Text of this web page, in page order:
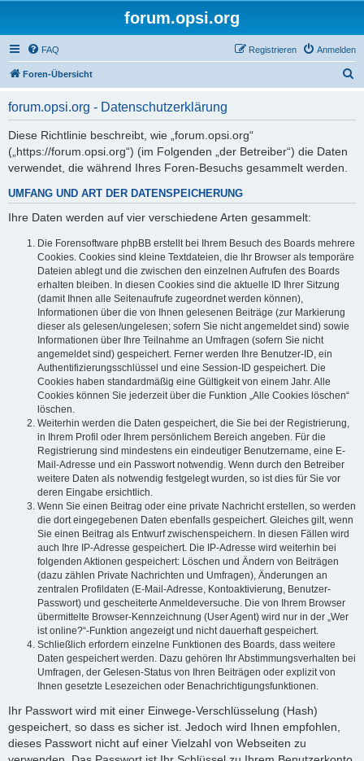
forum.opsi.org
FAQ Anmelden
Registrieren
Foren-Übersicht
forum.opsi.org - Datenschutzerklärung
Diese Richtlinie beschreibt, wie „forum.opsi.org“
(„https://forum.opsi.org“) (im Folgenden „der Betreiber“) die Daten
verwendet, die während Ihres Foren-Besuchs gesammelt werden.
UMFANG UND ART DER DATENSPEICHERUNG
Ihre Daten werden auf vier verschiedene Arten gesammelt:
Die Forensoftware phpBB erstellt bei Ihrem Besuch des Boards mehrere
Cookies. Cookies sind kleine Textdateien, die Ihr Browser als temporäre
Dateien ablegt und die zwischen den einzelnen Aufrufen des Boards
erhalten bleiben. In diesen Cookies sind die aktuelle ID Ihrer Sitzung
(damit Ihnen alle Seitenaufrufe zugeordnet werden können),
Informationen über die von Ihnen gelesenen Beiträge (zur Markierung
dieser als gelesen/ungelesen; sofern Sie nicht angemeldet sind) sowie
Informationen über Ihre Teilnahme an Umfragen (sofern Sie nicht
angemeldet sind) gespeichert. Ferner werden Ihre Benutzer-ID, ein
Authentifizierungsschlüssel und eine Session-ID gespeichert. Die
Cookies haben standardmäßig eine Gültigkeit von einem Jahr. Alle
Cookies können Sie jederzeit über die Funktion „Alle Cookies löschen“
löschen.
Weiterhin werden die Daten gespeichert, die Sie bei der Registrierung,
in Ihrem Profil oder Ihrem persönlichem Bereich angeben. Für die
Registrierung sind mindestens ein eindeutiger Benutzername, eine E-
Mail-Adresse und ein Passwort notwendig. Wenn durch den Betreiber
weitere Daten als notwendig festgelegt wurden, so ist dies für Sie vor
deren Eingabe ersichtlich.
Wenn Sie einen Beitrag oder eine private Nachricht erstellen, so werden
die dort eingegebenen Daten ebenfalls gespeichert. Gleiches gilt, wenn
Sie einen Beitrag als Entwurf zwischenspeichern. In diesen Fällen wird
auch Ihre IP-Adresse gespeichert. Die IP-Adresse wird weiterhin bei
folgenden Aktionen gespeichert: Löschen und Ändern von Beiträgen
(dazu zählen Private Nachrichten und Umfragen), Änderungen an
zentralen Profildaten (E-Mail-Adresse, Kontoaktivierung, Benutzer-
Passwort) und gescheiterte Anmeldeversuche. Die von Ihrem Browser
übermittelte Browser-Kennzeichnung (User Agent) wird nur in der „Wer
ist online?“-Funktion angezeigt und nicht dauerhaft gespeichert.
Schließlich erfordern einzelne Funktionen des Boards, dass weitere
Daten gespeichert werden. Dazu gehören Ihr Abstimmungsverhalten bei
Umfragen, der Gelesen-Status von Ihren Beiträgen oder explizit von
Ihnen gesetzte Lesezeichen oder Benachrichtigungsfunktionen.
Ihr Passwort wird mit einer Einwege-Verschlüsselung (Hash)
gespeichert, so dass es sicher ist. Jedoch wird Ihnen empfohlen,
dieses Passwort nicht auf einer Vielzahl von Webseiten zu